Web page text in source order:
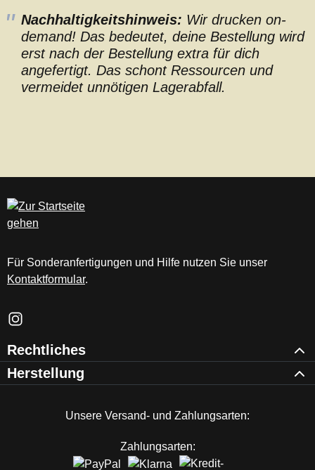
Nachhaltigkeitshinweis: Wir drucken on-
demand! Das bedeutet, deine Bestellung wird
erst nach der Bestellung extra für dich
angefertigt. Das schont Ressourcen und
vermeidet unnötigen Lagerabfall.
Für Sonderanfertigungen und Hilfe nutzen Sie unser
Kontaktformular.
Schau auf Instagram vorbei – öffnet in neuem Tab (externer
Rechtliches
Herstellung
Unsere Versand- und Zahlungsarten:
Zahlungsarten: